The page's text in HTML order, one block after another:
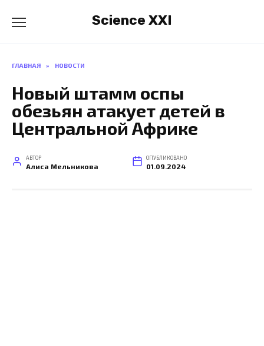
содержанию
Science XXI
ГЛАВНАЯ » НОВОСТИ
Новый штамм оспы
обезьян атакует детей в
Центральной Африке
АВТОР
Алиса Мельникова
ОПУБЛИКОВАНО
01.09.2024